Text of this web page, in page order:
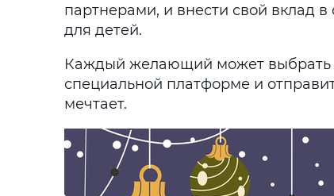
партнерами, и внести свой вклад
для детей.
Каждый желающий может выбрать
специальной платформе и
мечтает.